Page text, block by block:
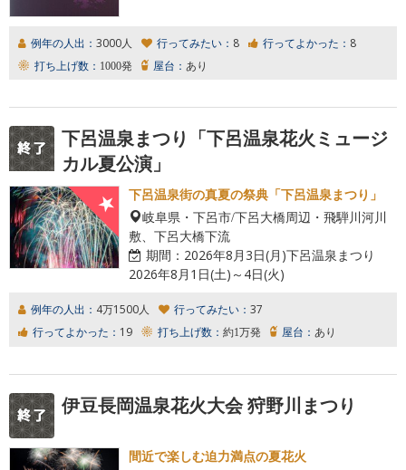
例年の人出： 3000人 行ってみたい： 8 行ってよかった： 8
打ち上げ数： 1000発 屋台： あり
下呂温泉まつり「下呂温泉花火ミュージ
カル夏公演」
下呂温泉街の真夏の祭典「下呂温泉まつり」
岐阜県・下呂市/下呂大橋周辺・飛騨川河川
敷、下呂大橋下流
期間： 2026年8月3日(月)下呂温泉まつり
2026年8月1日(土)～4日(火)
例年の人出： 4万1500人 行ってみたい： 37
行ってよかった： 19 打ち上げ数： 約1万発 屋台： あり
伊豆長岡温泉花火大会 狩野川まつり
間近で楽しむ迫力満点の夏花火